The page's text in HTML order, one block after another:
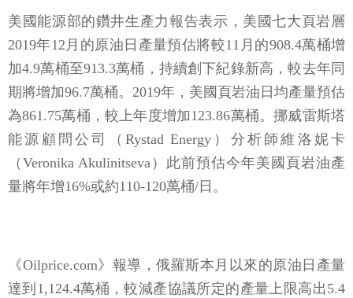
美國能源部的鑽井生產力報告表示，美國七大頁岩層
2019年12月的原油日產量預估將較11月的908.4萬桶增
加4.9萬桶至913.3萬桶，持續創下紀錄新高，較去年同
期將增加96.7萬桶。2019年，美國頁岩油日均產量預估
為861.75萬桶，較上年度增加123.86萬桶。挪威雷斯塔
能源顧問公司（Rystad Energy）分析師維洛妮卡
（Veronika Akulinitseva）此前預估今年美國頁岩油產
量將年增16%或約110-120萬桶/日。
《Oilprice.com》報導，俄羅斯本月以來的原油日產量
達到1,124.4萬桶，較減產協議所定的產量上限高出5.4